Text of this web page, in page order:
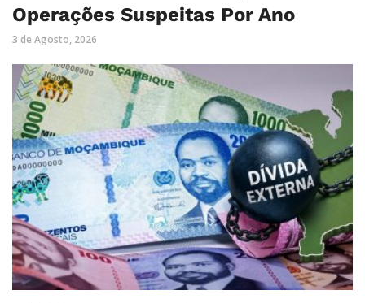
Operações Suspeitas Por Ano
3 de Agosto, 2026